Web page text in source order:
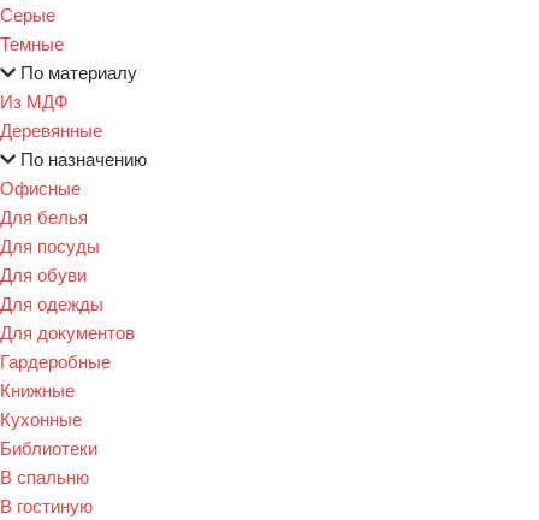
Серые
Темные
По материалу
Из МДФ
Деревянные
По назначению
Офисные
Для белья
Для посуды
Для обуви
Для одежды
Для документов
Гардеробные
Книжные
Кухонные
Библиотеки
В спальню
В гостиную